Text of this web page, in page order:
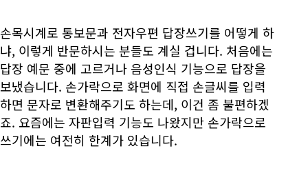
손목시계로 통보문과 전자우편 답장쓰기를 어떻게 하
냐, 이렇게 반문하시는 분들도 계실 겁니다. 처음에는
답장 예문 중에 고르거나 음성인식 기능으로 답장을
보냈습니다. 손가락으로 화면에 직접 손글씨를 입력
하면 문자로 변환해주기도 하는데, 이건 좀 불편하겠
죠. 요즘에는 자판입력 기능도 나왔지만 손가락으로
쓰기에는 여전히 한계가 있습니다.